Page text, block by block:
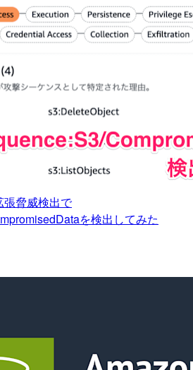
張脅威検出で
を検出してみた